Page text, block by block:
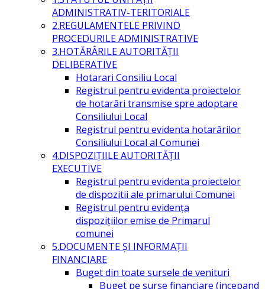
ADMINISTRATIV-TERITORIALE
2.REGULAMENTELE PRIVIND
PROCEDURILE ADMINISTRATIVE
3.HOTĂRÂRILE AUTORITĂŢII
DELIBERATIVE
Hotarari Consiliu Local
Registrul pentru evidenta proiectelor
de hotarâri transmise spre adoptare
Consiliului Local
Registrul pentru evidenta hotarârilor
Consiliului Local al Comunei
4.DISPOZIŢIILE AUTORITĂŢII
EXECUTIVE
Registrul pentru evidenta proiectelor
de dispozitii ale primarului Comunei
Registrul pentru evidența
dispozițiilor emise de Primarul
comunei
5.DOCUMENTE ŞI INFORMAŢII
FINANCIARE
Buget din toate sursele de venituri
Buget pe surse financiare (incepand